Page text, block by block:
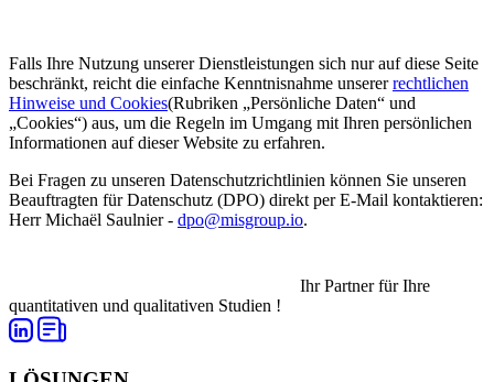
Falls Ihre Nutzung unserer Dienstleistungen sich nur auf diese Seite
beschränkt, reicht die einfache Kenntnisnahme unsererrechtlichen
Hinweise und Cookies(Rubriken „Persönliche Daten“ und
„Cookies“) aus, um die Regeln im Umgang mit Ihren persönlichen
Informationen auf dieser Website zu erfahren.
Bei Fragen zu unseren Datenschutzrichtlinien können Sie unseren
Beauftragten für Datenschutz (DPO) direkt per E-Mail kontaktieren:
Herr Michaël Saulnier - dpo@misgroup.io.
Ihr Partner für Ihre
quantitativen und qualitativen Studien !